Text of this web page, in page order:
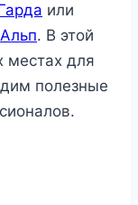
или
Альп. В этой
местах для
полезные